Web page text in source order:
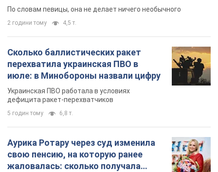
По словам певицы, она не делает ничего необычного
2 години тому 4,5 т.
Сколько баллистических ракет
перехватила украинская ПВО в
июле: в Минобороны назвали цифру
Украинская ПВО работала в условиях
дефицита ракет-перехватчиков
5 годин тому 6,8 т.
Аурика Ротару через суд изменила
свою пенсию, на которую ранее
жаловалась: сколько получала